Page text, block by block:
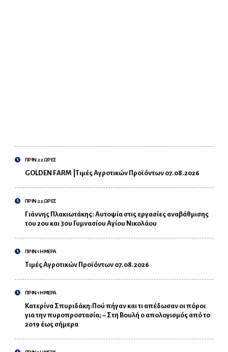
ΠΡΙΝ 22 ΩΡΕΣ
GOLDEN FARM |Τιμές Αγροτικών Προϊόντων 07.08.2026
ΠΡΙΝ 22 ΩΡΕΣ
Γιάννης Πλακιωτάκης: Αυτοψία στις εργασίες αναβάθμισης
του 2ου και 3ου Γυμνασίου Αγίου Νικολάου
ΠΡΙΝ 1 ΗΜΕΡΑ
Τιμές Αγροτικών Προϊόντων 07.08.2026
ΠΡΙΝ 1 ΗΜΕΡΑ
Κατερίνα Σπυριδάκη:Πού πήγαν και τι απέδωσαν οι πόροι
για την πυροπροστασία; – Στη Βουλή ο απολογισμός από το
2019 έως σήμερα